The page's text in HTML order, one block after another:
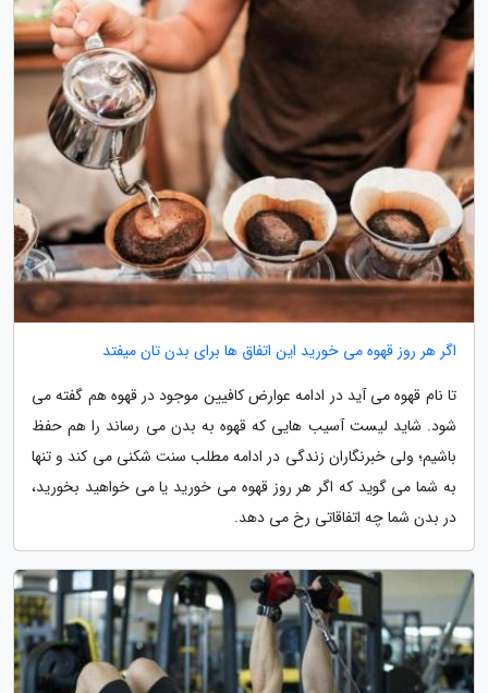
اگر هر روز قهوه می خورید این اتفاق ها برای بدن تان میفتد
تا نام قهوه می آید در ادامه عوارض کافیین موجود در قهوه هم گفته می
شود. شاید لیست آسیب هایی که قهوه به بدن می رساند را هم حفظ
باشیم؛ ولی خبرنگاران زندگی در ادامه مطلب سنت شکنی می کند و تنها
به شما می گوید که اگر هر روز قهوه می خورید یا می خواهید بخورید،
در بدن شما چه اتفاقاتی رخ می دهد.